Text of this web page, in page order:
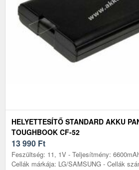
HELYETTESÍTŐ STANDARD AKKU
TOUGHBOOK CF-52
13 990 Ft
Feszültség: 11, 1V - Teljesítmény:
Cellák márkája: LG/SAMSUNG - Cellák